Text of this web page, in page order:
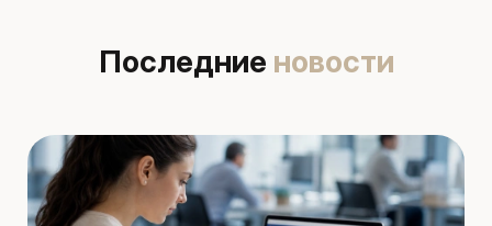
Последние новости